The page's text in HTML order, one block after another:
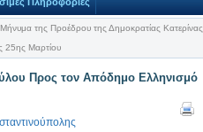
Μήνυμα της Προέδρου της Δημοκρατίας Κατερίνας
25ης Μαρτίου
Προς τον Απόδημο Ελληνισμό